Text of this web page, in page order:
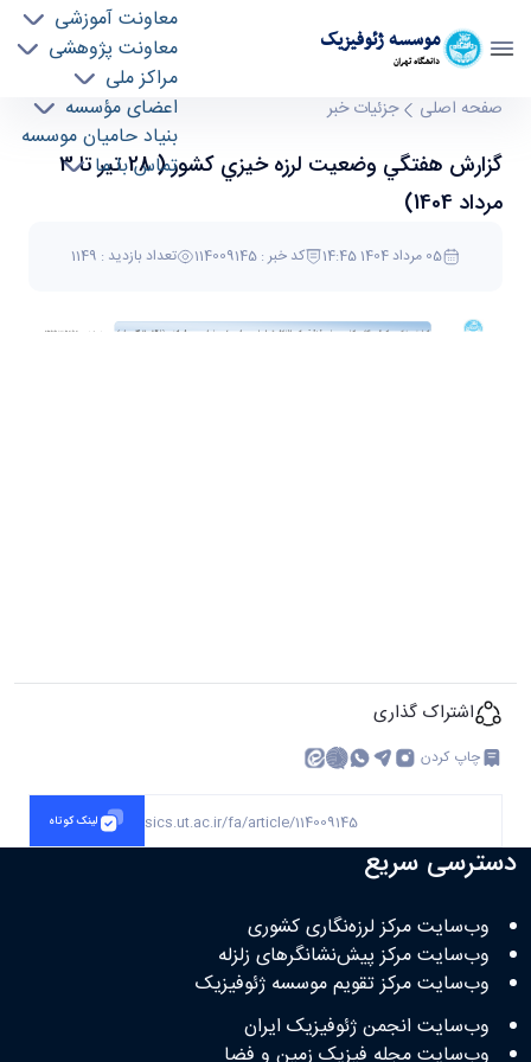
موسسه ژئوفيزيک
دانشگاه تهران
معاونت آموزشی
معاونت پژوهشی
مراکز ملی
اعضای مؤسسه
بنیاد حامیان موسسه
تماس با ما
گزارش هفتگي وضعيت لرزه خيزي كشور ( 28 تير تا صفحه اصلی جزئیات خبر
گزارش هفتگي وضعيت لرزه خيزي كشور ( 28 تير تا 3
مرداد 1404)
05 مرداد 1404 14:45 کد خبر : 114009145 تعداد بازدید : 1149
اشتراک گذاری
چاپ کردن
لینک کوتاه
https://geophysics.ut.ac.ir/fa/article/114009145
دسترسی سریع
وب‌سایت مرکز لرزه‌نگاری کشوری
وب‌سایت مرکز پیش‌نشانگرهای زلزله
وب‌سایت مرکز تقویم موسسه ژئوفیزیک
وب‌سایت انجمن ژئوفیزیک ایران
وب‌سایت مجله فیزیک زمین و فضا